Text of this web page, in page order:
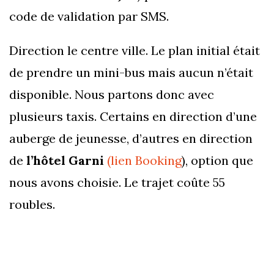
code de validation par SMS.
Direction le centre ville. Le plan initial était
de prendre un mini-bus mais aucun n’était
disponible. Nous partons donc avec
plusieurs taxis. Certains en direction d’une
auberge de jeunesse, d’autres en direction
de l’hôtel Garni (lien Booking), option que
nous avons choisie. Le trajet coûte 55
roubles.